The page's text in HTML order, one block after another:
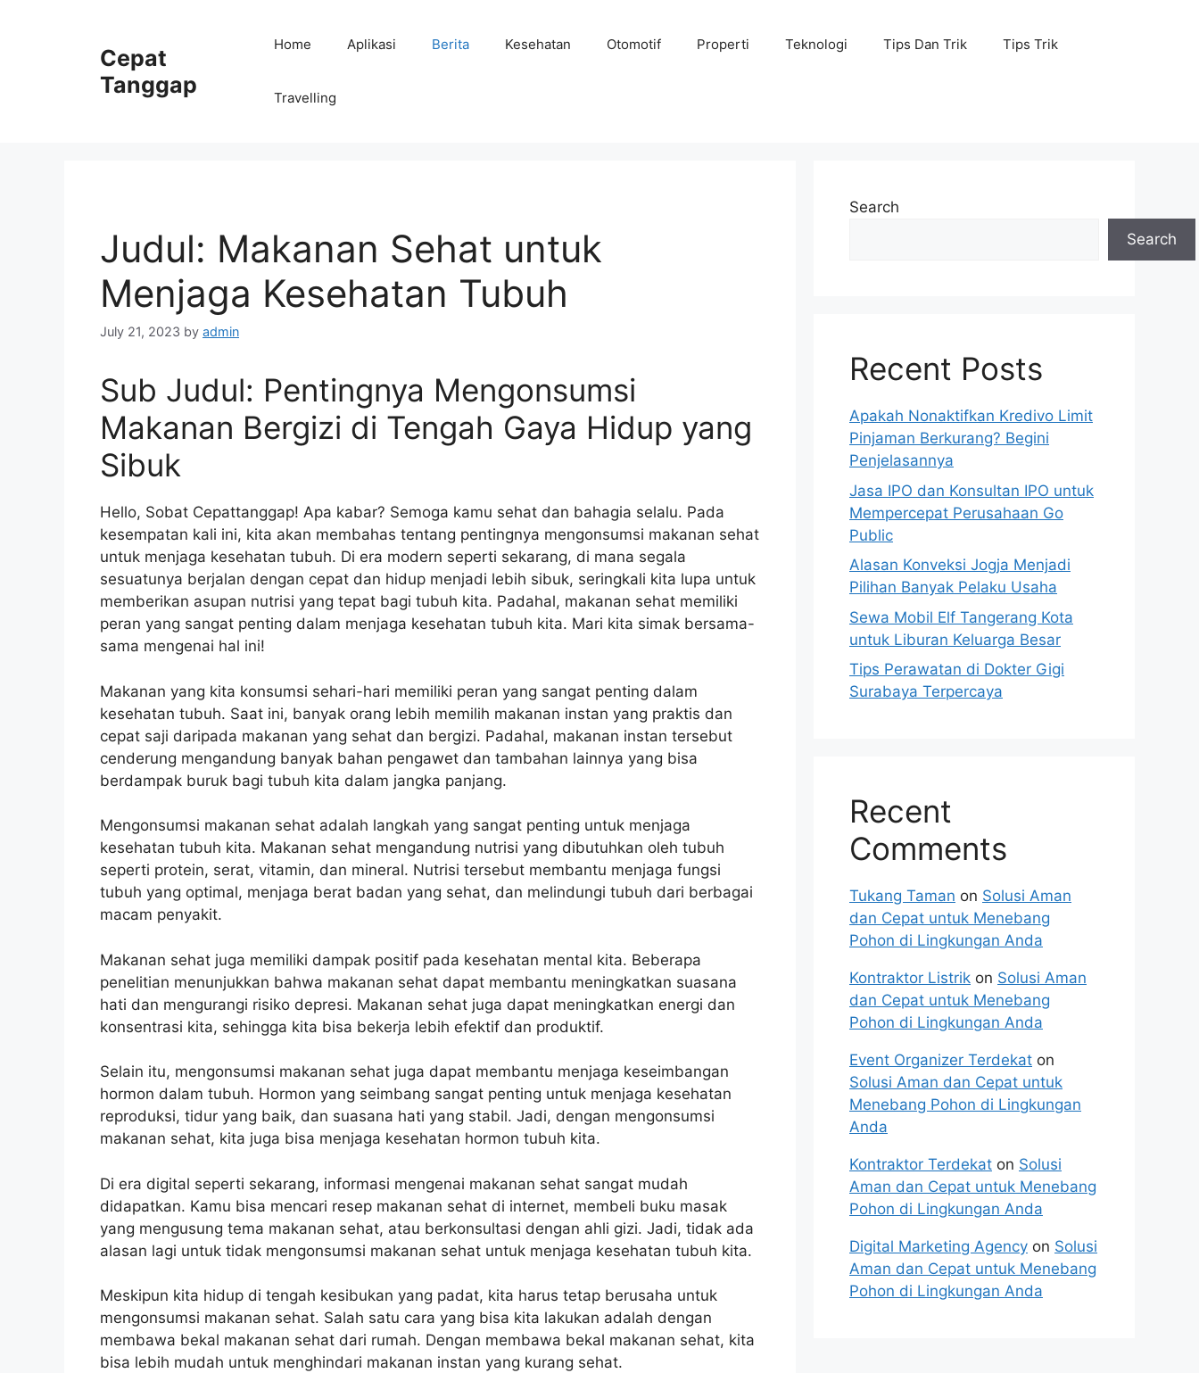
Cepat
Tanggap
Home Aplikasi Berita Kesehatan Otomotif Properti Teknologi Tips Dan Trik Tips Trik
Travelling
Judul: Makanan Sehat untuk
Menjaga Kesehatan Tubuh
July 21, 2023 by admin
Sub Judul: Pentingnya Mengonsumsi
Makanan Bergizi di Tengah Gaya Hidup yang
Sibuk
Hello, Sobat Cepattanggap! Apa kabar? Semoga kamu sehat dan bahagia selalu. Pada
kesempatan kali ini, kita akan membahas tentang pentingnya mengonsumsi makanan sehat
untuk menjaga kesehatan tubuh. Di era modern seperti sekarang, di mana segala
sesuatunya berjalan dengan cepat dan hidup menjadi lebih sibuk, seringkali kita lupa untuk
memberikan asupan nutrisi yang tepat bagi tubuh kita. Padahal, makanan sehat memiliki
peran yang sangat penting dalam menjaga kesehatan tubuh kita. Mari kita simak bersama-
sama mengenai hal ini!
Makanan yang kita konsumsi sehari-hari memiliki peran yang sangat penting dalam
kesehatan tubuh. Saat ini, banyak orang lebih memilih makanan instan yang praktis dan
cepat saji daripada makanan yang sehat dan bergizi. Padahal, makanan instan tersebut
cenderung mengandung banyak bahan pengawet dan tambahan lainnya yang bisa
berdampak buruk bagi tubuh kita dalam jangka panjang.
Mengonsumsi makanan sehat adalah langkah yang sangat penting untuk menjaga
kesehatan tubuh kita. Makanan sehat mengandung nutrisi yang dibutuhkan oleh tubuh
seperti protein, serat, vitamin, dan mineral. Nutrisi tersebut membantu menjaga fungsi
tubuh yang optimal, menjaga berat badan yang sehat, dan melindungi tubuh dari berbagai
macam penyakit.
Makanan sehat juga memiliki dampak positif pada kesehatan mental kita. Beberapa
penelitian menunjukkan bahwa makanan sehat dapat membantu meningkatkan suasana
hati dan mengurangi risiko depresi. Makanan sehat juga dapat meningkatkan energi dan
konsentrasi kita, sehingga kita bisa bekerja lebih efektif dan produktif.
Selain itu, mengonsumsi makanan sehat juga dapat membantu menjaga keseimbangan
hormon dalam tubuh. Hormon yang seimbang sangat penting untuk menjaga kesehatan
reproduksi, tidur yang baik, dan suasana hati yang stabil. Jadi, dengan mengonsumsi
makanan sehat, kita juga bisa menjaga kesehatan hormon tubuh kita.
Di era digital seperti sekarang, informasi mengenai makanan sehat sangat mudah
didapatkan. Kamu bisa mencari resep makanan sehat di internet, membeli buku masak
yang mengusung tema makanan sehat, atau berkonsultasi dengan ahli gizi. Jadi, tidak ada
alasan lagi untuk tidak mengonsumsi makanan sehat untuk menjaga kesehatan tubuh kita.
Meskipun kita hidup di tengah kesibukan yang padat, kita harus tetap berusaha untuk
mengonsumsi makanan sehat. Salah satu cara yang bisa kita lakukan adalah dengan
membawa bekal makanan sehat dari rumah. Dengan membawa bekal makanan sehat, kita
bisa lebih mudah untuk menghindari makanan instan yang kurang sehat.
Search
Search
Recent Posts
Apakah Nonaktifkan Kredivo Limit
Pinjaman Berkurang? Begini
Penjelasannya
Jasa IPO dan Konsultan IPO untuk
Mempercepat Perusahaan Go
Public
Alasan Konveksi Jogja Menjadi
Pilihan Banyak Pelaku Usaha
Sewa Mobil Elf Tangerang Kota
untuk Liburan Keluarga Besar
Tips Perawatan di Dokter Gigi
Surabaya Terpercaya
Recent
Comments
Tukang Taman on Solusi Aman
dan Cepat untuk Menebang
Pohon di Lingkungan Anda
Kontraktor Listrik on Solusi Aman
dan Cepat untuk Menebang
Pohon di Lingkungan Anda
Event Organizer Terdekat on
Solusi Aman dan Cepat untuk
Menebang Pohon di Lingkungan
Anda
Kontraktor Terdekat on Solusi
Aman dan Cepat untuk Menebang
Pohon di Lingkungan Anda
Digital Marketing Agency on Solusi
Aman dan Cepat untuk Menebang
Pohon di Lingkungan Anda